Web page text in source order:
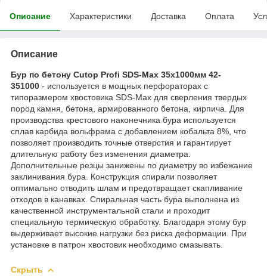
Описание Характеристики Доставка Оплата
Описание
Бур по бетону Cutop Profi SDS-Max 35х1000мм 42-
351000 - используется в мощных перфораторах с
типоразмером хвостовика SDS-Max для сверления твердых
пород камня, бетона, армированного бетона, кирпича. Для
производства крестового наконечника бура используется
сплав карбида вольфрама с добавлением кобальта 8%, что
позволяет производить точные отверстия и гарантирует
длительную работу без изменения диаметра.
Дополнительные резцы занижены по диаметру во избежание
заклинивания бура. Конструкция спирали позволяет
оптимально отводить шлам и предотвращает скапливание
отходов в канавках. Спиральная часть бура выполнена из
качественной инструментальной стали и проходит
специальную термическую обработку. Благодаря этому бур
выдерживает высокие нагрузки без риска деформации. При
установке в патрон хвостовик необходимо смазывать.
Скрыть